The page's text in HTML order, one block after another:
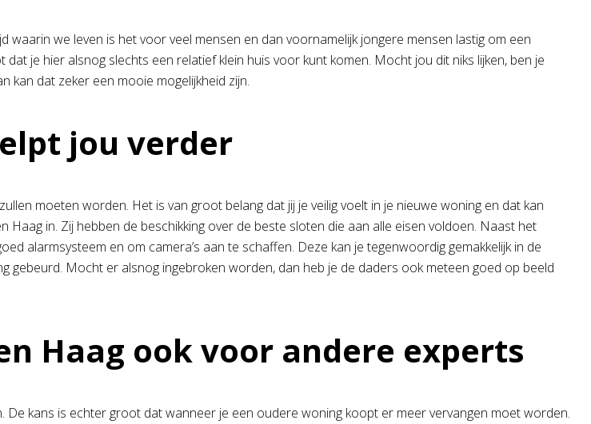
we leven is het voor veel mensen en dan voornamelijk jongere mensen lastig om een
je hier alsnog slechts een relatief klein huis voor kunt komen. Mocht jou dit niks lijken, ben je
kan dat zeker een mooie mogelijkheid zijn.
jou verder
moeten worden. Het is van groot belang dat jij je veilig voelt in je nieuwe woning en dat kan
in. Zij hebben de beschikking over de beste sloten die aan alle eisen voldoen. Naast het
alarmsysteem en om camera’s aan te schaffen. Deze kan je tegenwoordig gemakkelijk in de
gebeurd. Mocht er alsnog ingebroken worden, dan heb je de daders ook meteen goed op beeld
Haag ook voor andere experts
kans is echter groot dat wanneer je een oudere woning koopt er meer vervangen moet worden.